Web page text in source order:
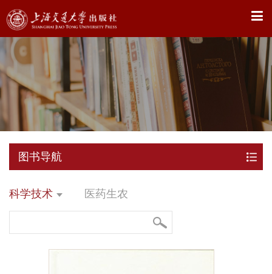
X
图书导航
科学技术 医药生农